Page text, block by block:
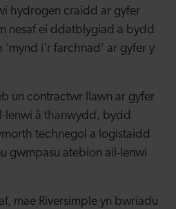
hydrogen craidd ar gyfer
nesaf ei ddatblygiad a bydd
i'r farchnad’ ar gyfer y
un contractwr llawn ar gyfer
lenwi â thanwydd, bydd
technegol a logistaidd
gwmpasu atebion ail-lenwi
mae Riversimple yn bwriadu